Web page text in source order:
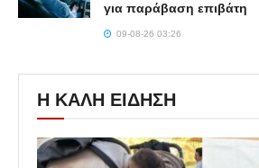
για παράβαση επιβάτη
09-08-26 03:26
Η ΚΑΛΗ ΕΙΔΗΣΗ